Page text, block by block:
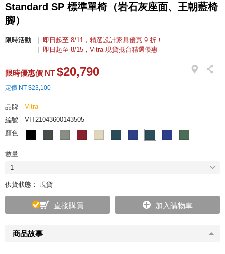
Standard SP 標準單椅（岩石灰座面、王朝藍椅
腳）
限時活動
即日起至 8/11，精選設計家具優惠 9 折！
即日起至 8/15，Vitra 現貨抵台精選優惠
商品故事
限時優惠價 NT $20,790
定價 NT $23,100
品牌
Vitra
編號
VIT21043600143505
顏色
數量
1
供貨狀態： 現貨
直接購買 加入購物車